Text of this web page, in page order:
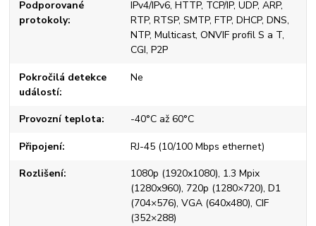
Podporované
protokoly
IPv4/IPv6, HTTP, TCP/IP, UDP, ARP,
RTP, RTSP, SMTP, FTP, DHCP, DNS,
NTP, Multicast, ONVIF profil S a T,
CGI, P2P
Pokročilá detekce
událostí
Ne
Provozní teplota -40°C až 60°C
Připojení RJ-45 (10/100 Mbps ethernet)
Rozlišení
1080p (1920x1080), 1.3 Mpix
(1280x960), 720p (1280×720), D1
(704×576), VGA (640x480), CIF
(352×288)